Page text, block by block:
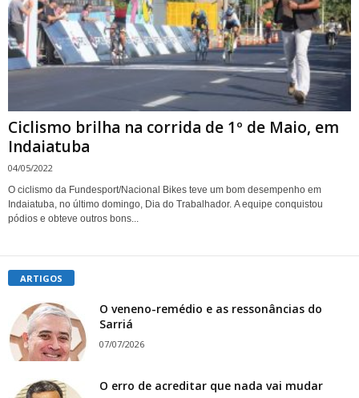
Ciclismo brilha na corrida de 1º de Maio, em
Indaiatuba
04/05/2022
O ciclismo da Fundesport/Nacional Bikes teve um bom desempenho em
Indaiatuba, no último domingo, Dia do Trabalhador. A equipe conquistou
pódios e obteve outros bons...
ARTIGOS
O veneno-remédio e as ressonâncias do
Sarriá
07/07/2026
O erro de acreditar que nada vai mudar